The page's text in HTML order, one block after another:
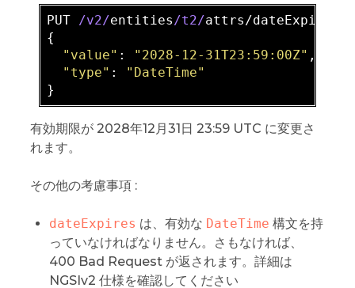
PUT /v2/entities/t2/attrs/dateExpires
{
"value" : "2028-12-31T23:59:00Z" ,
"type" :
"DateTime"
有効期限が 2028年12月31日 23:59 UTC に変更さ
れます。
その他の考慮事項 :
dateExpires は、有効な DateTime 構文を持
っていなければなりません。さもなければ、
400 Bad Request が返されます。詳細は
NGSIv2 仕様を確認してください